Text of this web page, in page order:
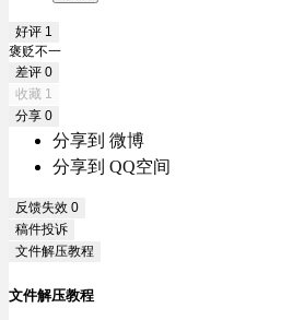
好评 1
褒贬不一
差评 0
收藏 1
分享 0
分享到 微博
分享到 QQ空间
反馈失效 0
稿件投诉
文件解压教程
文件解压教程